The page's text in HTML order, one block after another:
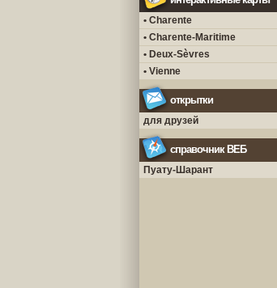
• Charente
• Charente-Maritime
• Deux-Sèvres
• Vienne
открытки
для друзей
справочник ВЕБ
Пуату-Шарант